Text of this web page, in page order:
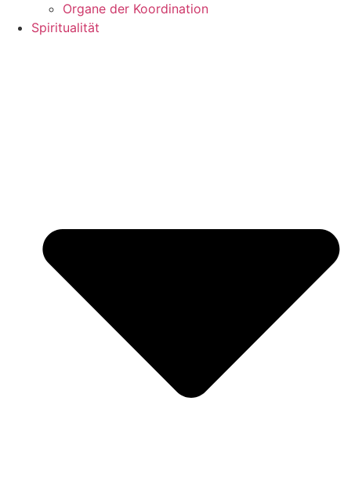
Organe der Koordination
Spiritualität